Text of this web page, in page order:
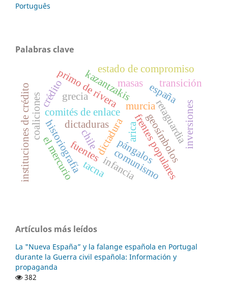
Português
Palabras clave
frentes populares
comités de enlace
murciaretaguardia
historiografíafuentesdictadura
españa
primo de rivera
chile
dictaduras
pángalos
greciakazantzakis
comunismo
coaliciones
masas
estado de compromiso
transición
el mercurio geosímbolos
instituciones de crédito crédito
inversiones
infancia
arica
tacna
Artículos más leídos
La "Nueva España” y la falange española en Portugal
durante la Guerra civil española: Información y
propaganda
382